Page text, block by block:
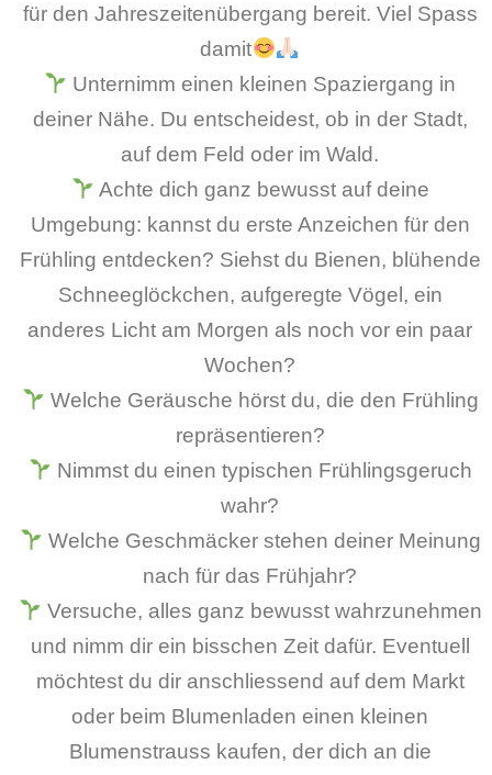
für den Jahreszeitenübergang bereit. Viel Spass
damit
Unternimm einen kleinen Spaziergang in
deiner Nähe. Du entscheidest, ob in der Stadt,
auf dem Feld oder im Wald.
Achte dich ganz bewusst auf deine
Umgebung: kannst du erste Anzeichen für den
Frühling entdecken? Siehst du Bienen, blühende
Schneeglöckchen, aufgeregte Vögel, ein
anderes Licht am Morgen als noch vor ein paar
Wochen?
Welche Geräusche hörst du, die den Frühling
repräsentieren?
Nimmst du einen typischen Frühlingsgeruch
wahr?
Welche Geschmäcker stehen deiner Meinung
nach für das Frühjahr?
Versuche, alles ganz bewusst wahrzunehmen
und nimm dir ein bisschen Zeit dafür. Eventuell
möchtest du dir anschliessend auf dem Markt
oder beim Blumenladen einen kleinen
Blumenstrauss kaufen, der dich an die